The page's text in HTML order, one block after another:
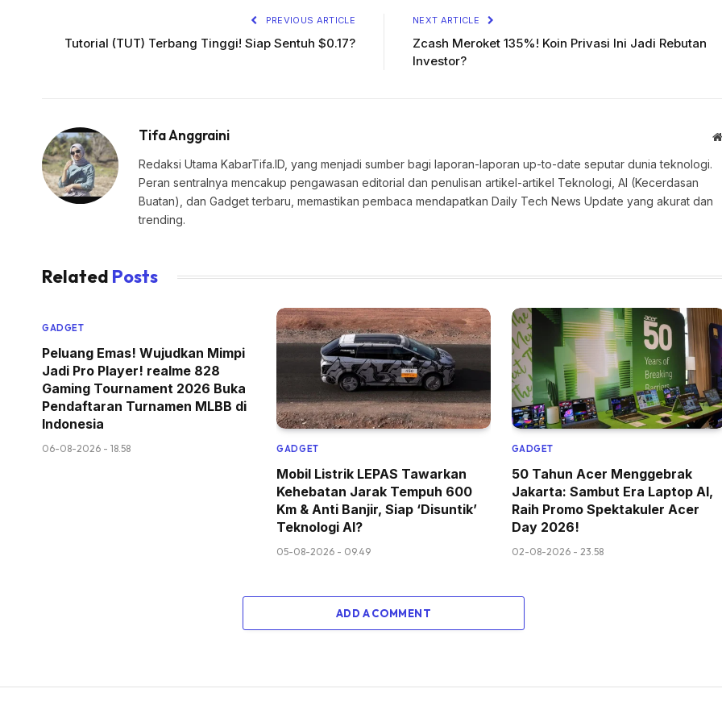
PREVIOUS ARTICLE
Tutorial (TUT) Terbang Tinggi! Siap Sentuh $0.17?
NEXT ARTICLE
Zcash Meroket 135%! Koin Privasi Ini Jadi Rebutan
Investor?
Tifa Anggraini
Redaksi Utama KabarTifa.ID, yang menjadi sumber bagi laporan-laporan up-to-date seputar dunia teknologi.
Peran sentralnya mencakup pengawasan editorial dan penulisan artikel-artikel Teknologi, AI (Kecerdasan
Buatan), dan Gadget terbaru, memastikan pembaca mendapatkan Daily Tech News Update yang akurat dan
trending.
Related Posts
GADGET
Peluang Emas! Wujudkan Mimpi
Jadi Pro Player! realme 828
Gaming Tournament 2026 Buka
Pendaftaran Turnamen MLBB di
Indonesia
06-08-2026 - 18.58 GADGET
Mobil Listrik LEPAS Tawarkan
Kehebatan Jarak Tempuh 600
Km & Anti Banjir, Siap ‘Disuntik’
Teknologi AI?
05-08-2026 - 09.49
GADGET
50 Tahun Acer Menggebrak
Jakarta: Sambut Era Laptop AI,
Raih Promo Spektakuler Acer
Day 2026!
02-08-2026 - 23.58
ADD A COMMENT